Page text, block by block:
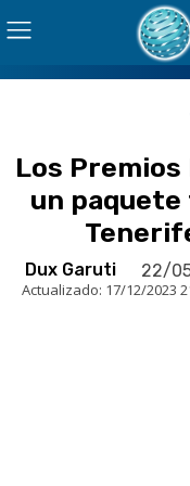
Los
un
Dux Garuti 22/
Actualizado: 17/12/2023